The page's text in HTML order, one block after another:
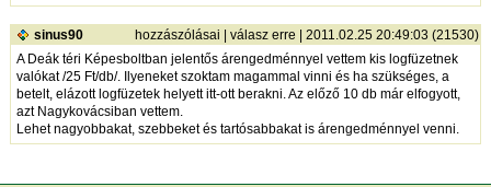
sinus90 hozzászólásai | válasz erre | 2011.02.25 20:49:03 (21530)
A Deák téri Képesboltban jelentős árengedménnyel vettem kis logfüzetnek
valókat /25 Ft/db/. Ilyeneket szoktam magammal vinni és ha szükséges, a
betelt, elázott logfüzetek helyett itt-ott berakni. Az előző 10 db már elfogyott,
azt Nagykovácsiban vettem.
Lehet nagyobbakat, szebbeket és tartósabbakat is árengedménnyel venni.